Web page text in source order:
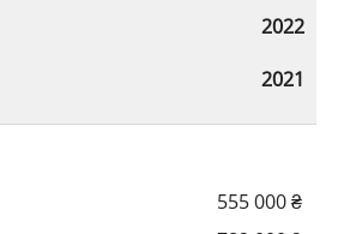
2022
2021
555 000 ₴